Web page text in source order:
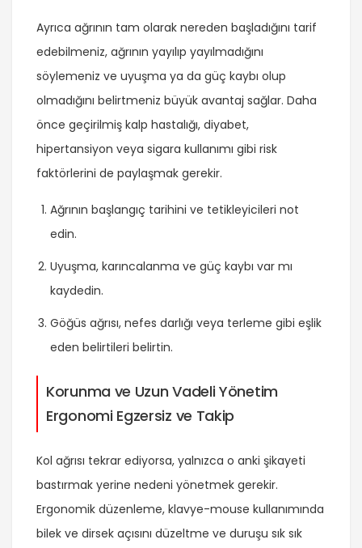
Ayrıca ağrının tam olarak nereden başladığını tarif
edebilmeniz, ağrının yayılıp yayılmadığını
söylemeniz ve uyuşma ya da güç kaybı olup
olmadığını belirtmeniz büyük avantaj sağlar. Daha
önce geçirilmiş kalp hastalığı, diyabet,
hipertansiyon veya sigara kullanımı gibi risk
faktörlerini de paylaşmak gerekir.
Ağrının başlangıç tarihini ve tetikleyicileri not
edin.
Uyuşma, karıncalanma ve güç kaybı var mı
kaydedin.
Göğüs ağrısı, nefes darlığı veya terleme gibi eşlik
eden belirtileri belirtin.
Korunma ve Uzun Vadeli Yönetim
Ergonomi Egzersiz ve Takip
Kol ağrısı tekrar ediyorsa, yalnızca o anki şikayeti
bastırmak yerine nedeni yönetmek gerekir.
Ergonomik düzenleme, klavye-mouse kullanımında
bilek ve dirsek açısını düzeltme ve duruşu sık sık